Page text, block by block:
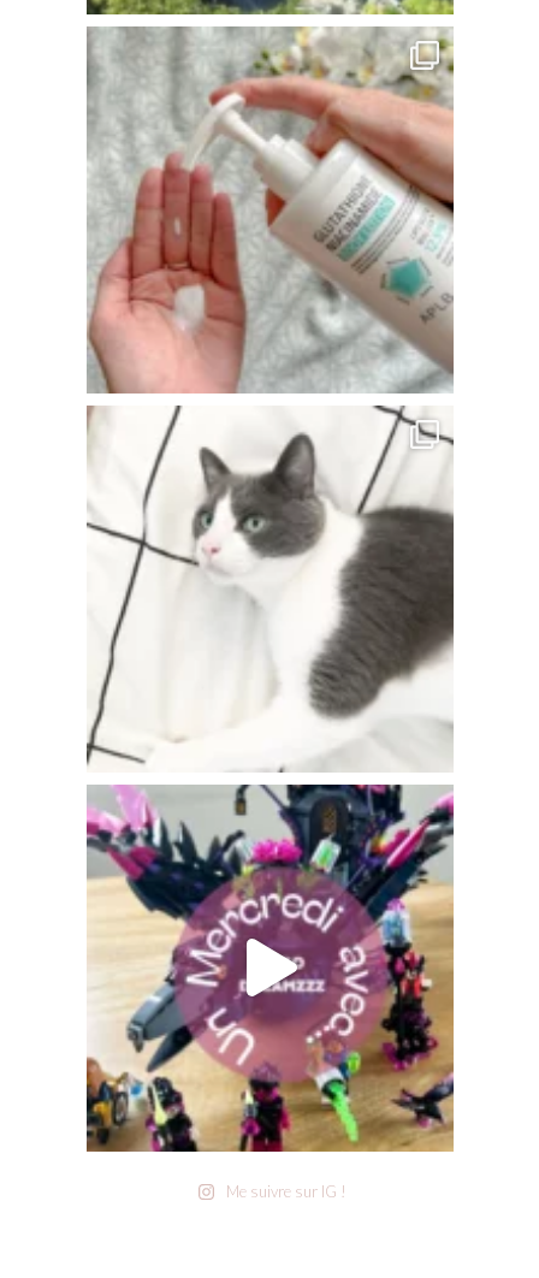
Me suivre sur IG !